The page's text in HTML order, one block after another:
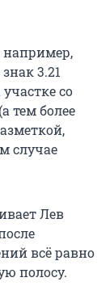
например,
3.21
со
тем более
случае
Лев
всё равно
полосу.